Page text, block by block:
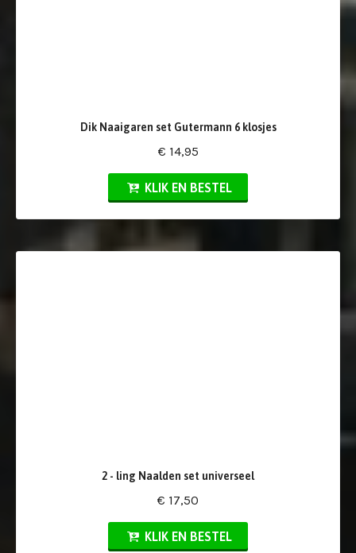
Dik Naaigaren set Gutermann 6 klosjes
€ 14,95
KLIK EN BESTEL
2 - ling Naalden set universeel
€ 17,50
KLIK EN BESTEL